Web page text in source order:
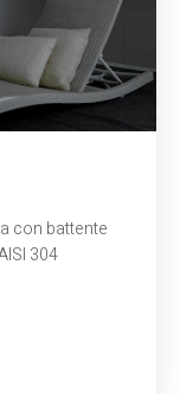
con battente
304